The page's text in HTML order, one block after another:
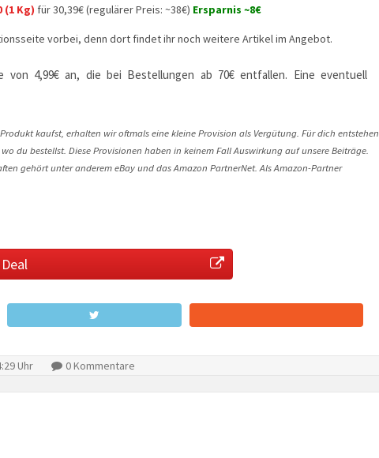
Kg) für 30,39€ (regulärer Preis: ~38€) Ersparnis ~8€
vorbei, denn dort findet ihr noch weitere Artikel im Angebot.
von 4,99€ an, die bei Bestellungen ab 70€ entfallen. Eine eventuell
kaufst, erhalten wir oftmals eine kleine Provision als Vergütung. Für dich entstehen
du bestellst. Diese Provisionen haben in keinem Fall Auswirkung auf unsere Beiträge.
gehört unter anderem eBay und das Amazon PartnerNet. Als Amazon-Partner
Uhr 0 Kommentare